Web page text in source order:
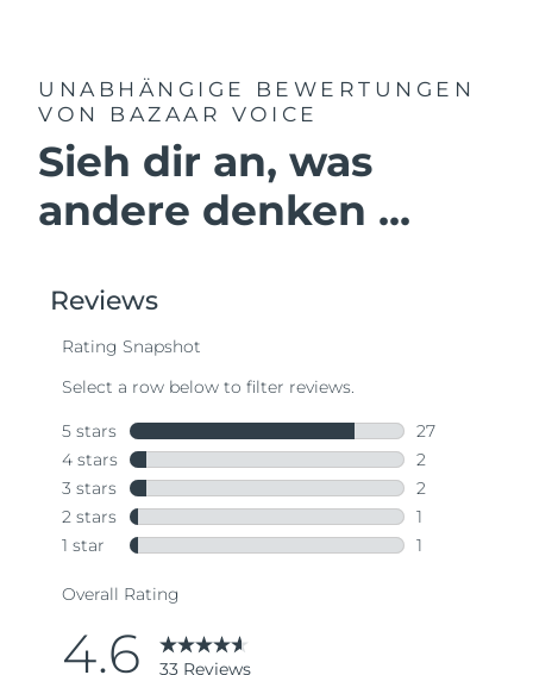
UNABHÄNGIGE BEWERTUNGEN
VON BAZAAR VOICE
Sieh dir an, was
andere denken ...